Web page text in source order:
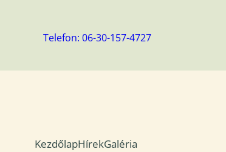
Telefon: 06-30-157-4727
KezdőlapHírekGaléria